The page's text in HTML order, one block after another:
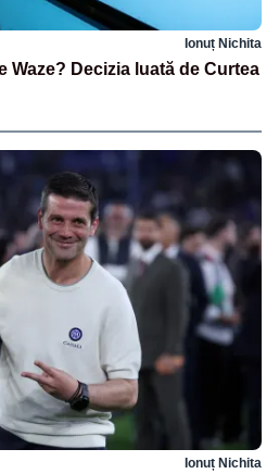
Ionuț Nichita
Waze? Decizia luată de Curtea
Ionuț Nichita